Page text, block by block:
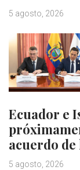
5 agosto, 2026
Ecuador e
acuerdo
5 agosto, 2026